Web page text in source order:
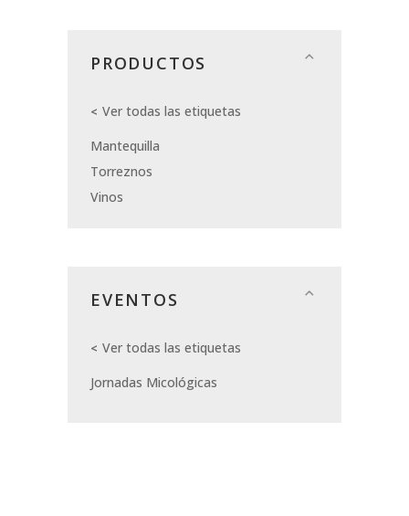
PRODUCTOS
Ver todas las etiquetas
Mantequilla
Torreznos
Vinos
EVENTOS
Ver todas las etiquetas
Jornadas Micológicas